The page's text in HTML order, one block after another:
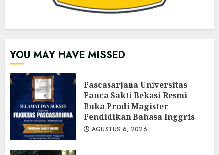
YOU MAY HAVE MISSED
Pascasarjana Universitas
Panca Sakti Bekasi Resmi
Buka Prodi Magister
Pendidikan Bahasa Inggris
AGUSTUS 6, 2026